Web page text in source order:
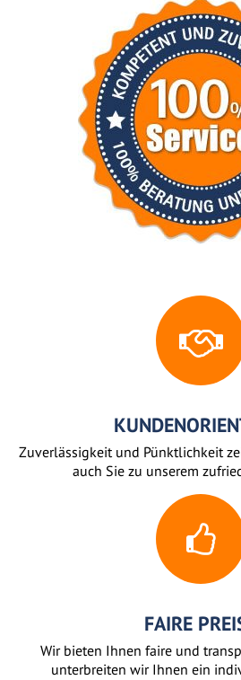
Zuverlässigkeit und Pünktlichkeit
auch Sie zu unserem
FAIRE
Wir bieten Ihnen faire und
unterbreiten wir Ihnen ein